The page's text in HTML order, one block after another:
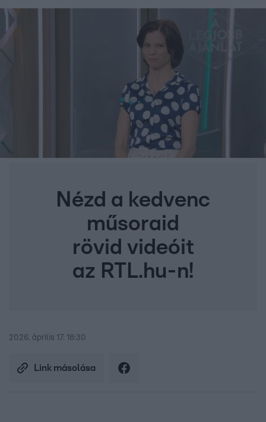
Nézd a kedvenc
műsoraid
rövid videóit
az RTL.hu-n!
2026. április 17. 18:30
Link másolása